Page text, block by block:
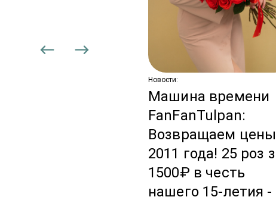
подписка: цветы,
Новости:
Машина времени
FanFanTulpan:
Возвращаем цены
2011 года! 25 роз
1500₽ в честь
нашего 15-летия -